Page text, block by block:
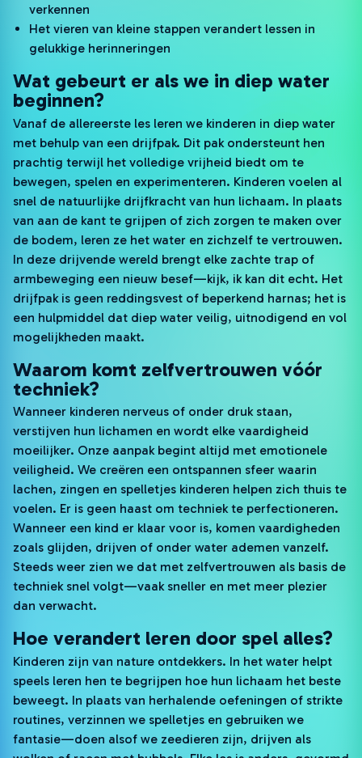
verkennen
Het vieren van kleine stappen verandert lessen in
gelukkige herinneringen
Wat gebeurt er als we in diep water
beginnen?
Vanaf de allereerste les leren we kinderen in diep water
met behulp van een drijfpak. Dit pak ondersteunt hen
prachtig terwijl het volledige vrijheid biedt om te
bewegen, spelen en experimenteren. Kinderen voelen al
snel de natuurlijke drijfkracht van hun lichaam. In plaats
van aan de kant te grijpen of zich zorgen te maken over
de bodem, leren ze het water en zichzelf te vertrouwen.
In deze drijvende wereld brengt elke zachte trap of
armbeweging een nieuw besef—kijk, ik kan dit echt. Het
drijfpak is geen reddingsvest of beperkend harnas; het is
een hulpmiddel dat diep water veilig, uitnodigend en vol
mogelijkheden maakt.
Waarom komt zelfvertrouwen vóór
techniek?
Wanneer kinderen nerveus of onder druk staan,
verstijven hun lichamen en wordt elke vaardigheid
moeilijker. Onze aanpak begint altijd met emotionele
veiligheid. We creëren een ontspannen sfeer waarin
lachen, zingen en spelletjes kinderen helpen zich thuis te
voelen. Er is geen haast om techniek te perfectioneren.
Wanneer een kind er klaar voor is, komen vaardigheden
zoals glijden, drijven of onder water ademen vanzelf.
Steeds weer zien we dat met zelfvertrouwen als basis de
techniek snel volgt—vaak sneller en met meer plezier
dan verwacht.
Hoe verandert leren door spel alles?
Kinderen zijn van nature ontdekkers. In het water helpt
speels leren hen te begrijpen hoe hun lichaam het beste
beweegt. In plaats van herhalende oefeningen of strikte
routines, verzinnen we spelletjes en gebruiken we
fantasie—doen alsof we zeedieren zijn, drijven als